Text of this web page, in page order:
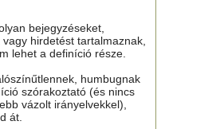
bejegyzéseket,
hirdetést tartalmaznak,
lehet a definíció része.
humbugnak
szórakoztató (és nincs
vázolt irányelvekkel),
át.